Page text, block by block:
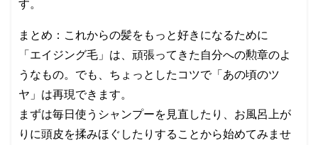
す。
まとめ：これからの髪をもっと好きになるために
「エイジング毛」は、頑張ってきた自分への勲章のよ
うなもの。でも、ちょっとしたコツで「あの頃のツ
ヤ」は再現できます。
まずは毎日使うシャンプーを見直したり、お風呂上が
りに頭皮を揉みほぐしたりすることから始めてみませ